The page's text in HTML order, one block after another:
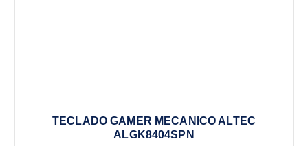
TECLADO GAMER MECANICO ALTEC
ALGK8404SPN